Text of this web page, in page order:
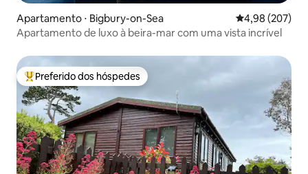
Apartamento ⋅ Bigbury-on-Sea 4,98 de uma
4,98 (207)
Apartamento de luxo à beira-mar com uma vista incrível
Entre os melhores preferidos dos hóspedes
Preferido dos hóspedes